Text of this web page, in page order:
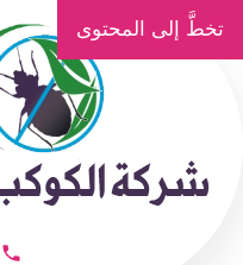
تخطَّ إلى المحتوى